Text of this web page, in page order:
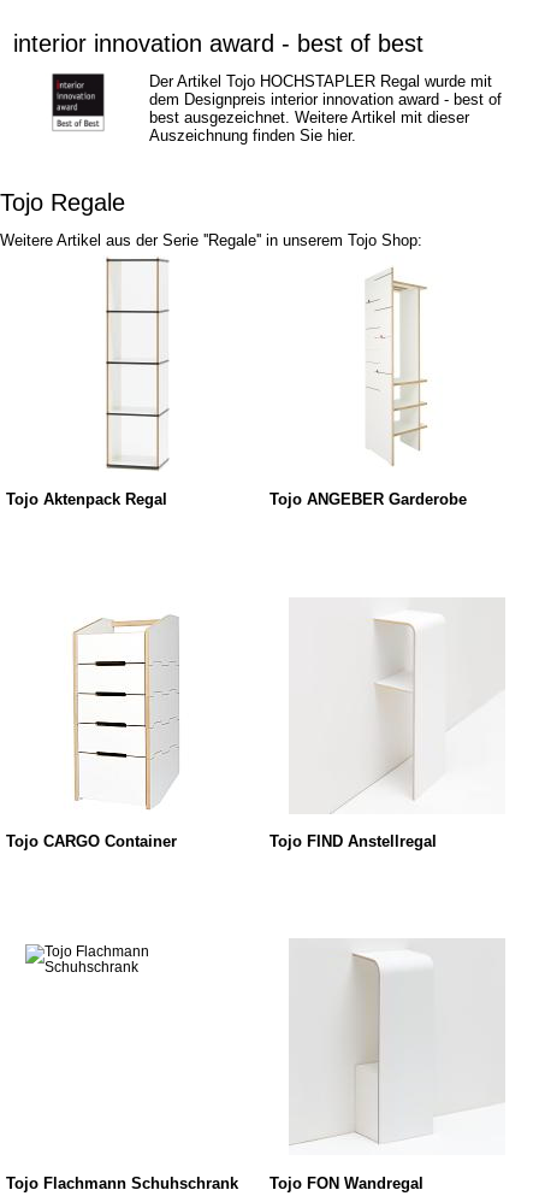
interior innovation award - best of best
Der ArtikelTojo HOCHSTAPLER Regal wurde mit
dem Designpreis interior innovation award - best of
best ausgezeichnet. Weitere Artikel mit dieser
Auszeichnung finden Sie hier.
Tojo Regale
Weitere Artikel aus der Serie ''Regale'' in unserem Tojo Shop:
Tojo Aktenpack Regal Tojo ANGEBER Garderobe
Tojo CARGO Container Tojo FIND Anstellregal
Tojo Flachmann Schuhschrank Tojo FON Wandregal